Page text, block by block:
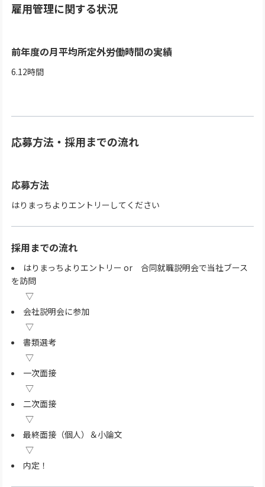
雇用管理に関する状況
前年度の月平均所定外労働時間の実績
6.12時間
応募方法・採用までの流れ
応募方法
はりまっちよりエントリーしてください
採用までの流れ
はりまっちよりエントリー or 合同就職説明会で当社ブース
を訪問
会社説明会に参加
書類選考
一次面接
二次面接
最終面接（個人）＆小論文
内定！